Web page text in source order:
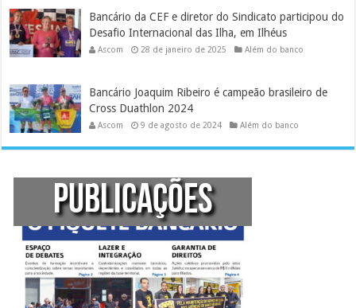
Bancário da CEF e diretor do Sindicato participou do
Desafio Internacional das Ilha, em Ilhéus
Ascom 28 de janeiro de 2025 Além do banco
Bancário Joaquim Ribeiro é campeão brasileiro de
Cross Duathlon 2024
Ascom 9 de agosto de 2024 Além do banco
PUBLICAÇÕES